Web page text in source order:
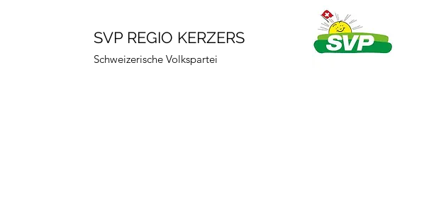
SVP REGIO KERZERS
Schweizerische Volkspartei